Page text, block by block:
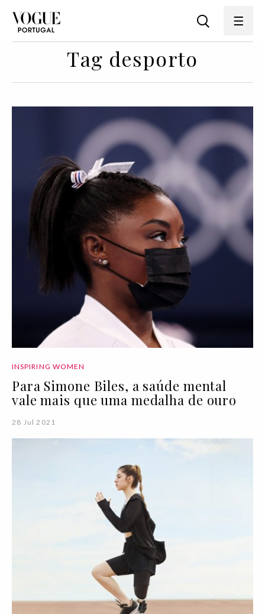
Tag desporto
INSPIRING WOMEN
Para Simone Biles, a saúde mental
vale mais que uma medalha de ouro
28 Jul 2021